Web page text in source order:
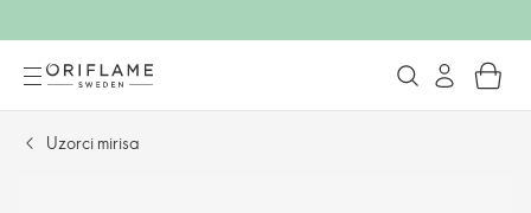
Uzorci mirisa